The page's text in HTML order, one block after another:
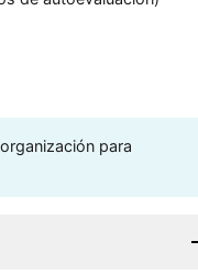
para